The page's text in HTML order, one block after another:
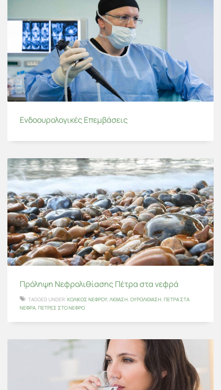
Ενδοουρολογικές Επεμβάσεις
Πρόληψη Νεφρολιθίασης Πέτρα στα νεφρά
TAGGED UNDER: ΚΟΛΙΚΌΣ ΝΕΦΡΟΎ, ΛΙΘΊΑΣΗ, ΟΥΡΟΛΙΘΊΑΣΗ, ΠΈΤΡΑ ΣΤΑ
ΝΕΦΡΆ, ΠΈΤΡΕΣ ΣΤΟ ΝΕΦΡΌ